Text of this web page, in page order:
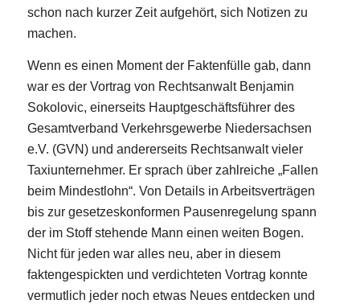
schon nach kurzer Zeit aufgehört, sich Notizen zu
machen.
Wenn es einen Moment der Faktenfülle gab, dann
war es der Vortrag von Rechtsanwalt Benjamin
Sokolovic, einerseits Hauptgeschäftsführer des
Gesamtverband Verkehrsgewerbe Niedersachsen
e.V. (GVN) und andererseits Rechtsanwalt vieler
Taxiunternehmer. Er sprach über zahlreiche „Fallen
beim Mindestlohn“. Von Details in Arbeitsverträgen
bis zur gesetzeskonformen Pausenregelung spann
der im Stoff stehende Mann einen weiten Bogen.
Nicht für jeden war alles neu, aber in diesem
faktengespickten und verdichteten Vortrag konnte
vermutlich jeder noch etwas Neues entdecken und